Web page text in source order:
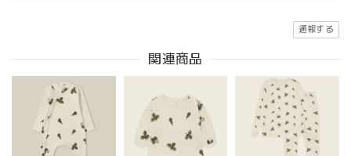
通報する
関連商品